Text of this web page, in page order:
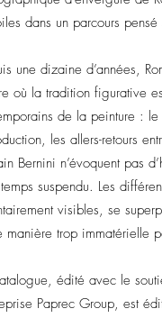
dans un parcours
une dizaine d’années,
où la tradition figurative
de la peinture :
les allers-retours
Bernini n’évoquent pas
temps suspendu. Les
visibles, se
manière trop immatérielle
édité avec le
Paprec Group, est